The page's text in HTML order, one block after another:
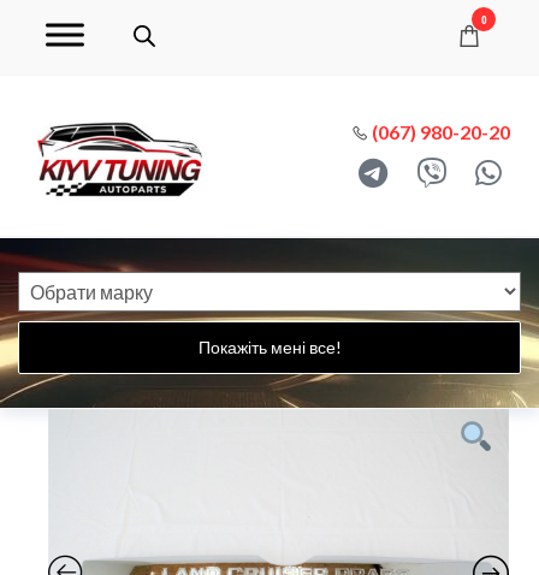
0
(067) 980-20-20
Покажіть мені все!